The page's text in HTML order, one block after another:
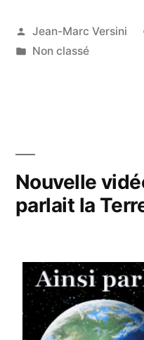
Jean-Marc Versini
Non classé
Nouvelle
parlait la